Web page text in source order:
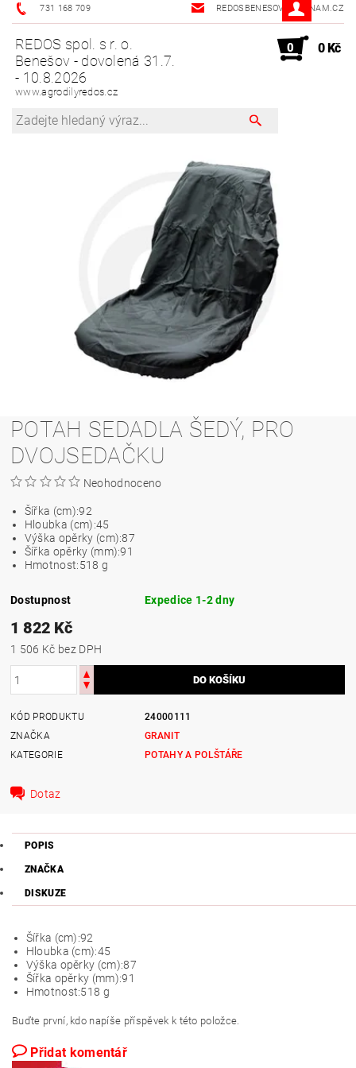
731 168 709 REDOSBENESOV@SEZNAM.CZ
REDOS spol. s r. o.
Benešov - dovolená 31.7.
- 10.8.2026
www.agrodilyredos.cz
0 0 Kč
POTAH SEDADLA ŠEDÝ, PRO
DVOJSEDAČKU
Neohodnoceno
Šířka (cm):92
Hloubka (cm):45
Výška opěrky (cm):87
Šířka opěrky (mm):91
Hmotnost:518 g
Dostupnost Expedice 1-2 dny
1 822 Kč
1 506 Kč bez DPH
KÓD PRODUKTU
24000111
ZNAČKA
GRANIT
KATEGORIE
POTAHY A POLŠTÁŘE
Dotaz
POPIS
ZNAČKA
DISKUZE
Šířka (cm):92
Hloubka (cm):45
Výška opěrky (cm):87
Šířka opěrky (mm):91
Hmotnost:518 g
Buďte první, kdo napíše příspěvek k této položce.
Přidat komentář